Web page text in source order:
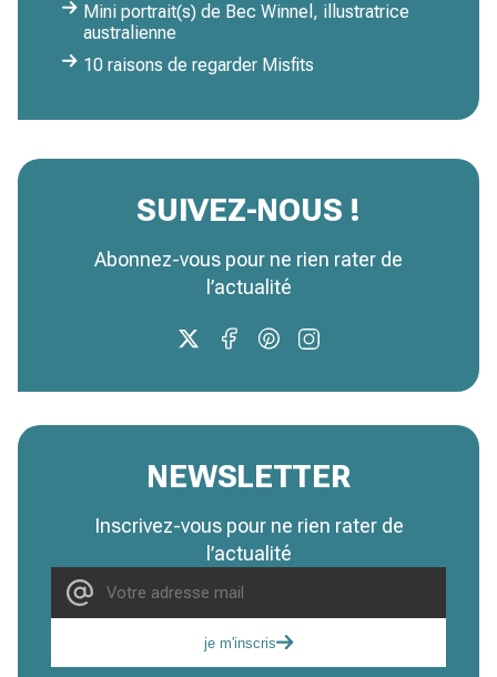
Mini portrait(s) de Bec Winnel, illustratrice
australienne
10 raisons de regarder Misfits
SUIVEZ-NOUS !
Abonnez-vous pour ne rien rater de
l’actualité
NEWSLETTER
Inscrivez-vous pour ne rien rater de
l’actualité
je m'inscris